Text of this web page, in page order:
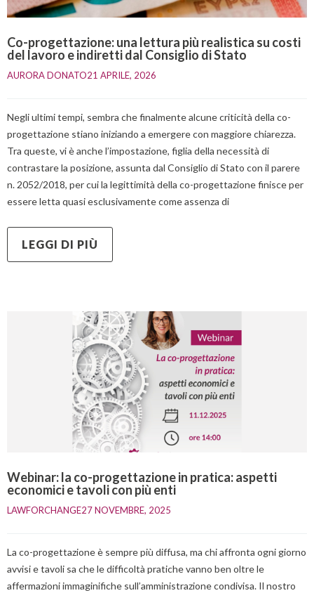
Co-progettazione: una lettura più realistica su costi
del lavoro e indiretti dal Consiglio di Stato
AURORA DONATO21 APRILE, 2026
Negli ultimi tempi, sembra che finalmente alcune criticità della co-
progettazione stiano iniziando a emergere con maggiore chiarezza.
Tra queste, vi è anche l’impostazione, figlia della necessità di
contrastare la posizione, assunta dal Consiglio di Stato con il parere
n. 2052/2018, per cui la legittimità della co-progettazione finisce per
essere letta quasi esclusivamente come assenza di
LEGGI DI PIÙ
Webinar: la co-progettazione in pratica: aspetti
economici e tavoli con più enti
LAWFORCHANGE27 NOVEMBRE, 2025
La co-progettazione è sempre più diffusa, ma chi affronta ogni giorno
avvisi e tavoli sa che le difficoltà pratiche vanno ben oltre le
affermazioni immaginifiche sull’amministrazione condivisa. Il nostro